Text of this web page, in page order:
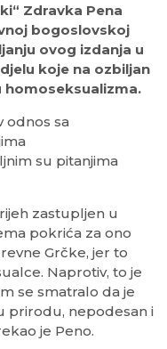
Zdravka Pena
bogoslovskoj
ovog izdanja u
koje na ozbiljan
homoseksualizma.
odnos sa
su pitanjima
zastupljen u
pokrića za ono
Grčke, jer to
Naprotiv, to je
se smatralo da je
prirodu, nepodesan i
je Peno.